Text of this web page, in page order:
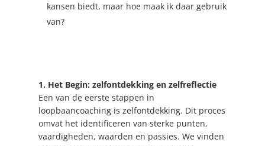
kansen biedt, maar hoe maak ik daar gebruik
van?
1. Het Begin: zelfontdekking en zelfreflectie
Een van de eerste stappen in
loopbaancoaching is zelfontdekking. Dit proces
omvat het identificeren van sterke punten,
vaardigheden, waarden en passies. We vinden